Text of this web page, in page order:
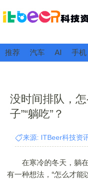
推荐 汽车 AI 手机
没时间排队，
子”“躺吃”？
来源: ITBeer科技资
在寒冷的冬天，躺在
有一种想法，“怎么才能